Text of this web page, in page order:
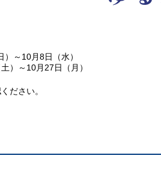
～10月8日（水）
）～10月27日（月）
ださい。